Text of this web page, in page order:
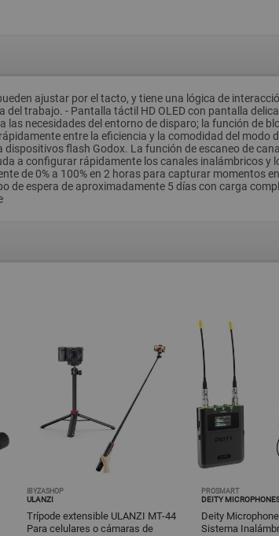
ajustar por el tacto, y tiene una lógica de
trabajo. - Pantalla táctil HD OLED con pantalla
necesidades del entorno de disparo; la función de
entre la eficiencia y la comodidad del modo
flash Godox. La función de escaneo de
a configurar rápidamente los canales inalámbricos y
de 0% a 100% en 2 horas para capturar momentos
espera de aproximadamente 5 días con carga
IBYZASHOP
ULANZI
Trípode extensible ULANZI MT-44
Para celulares o cámaras de
PROSMART
DEITY
Deity
Sistema